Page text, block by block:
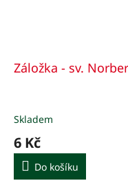
Záložka - sv.
Skladem
6 Kč
Do košíku